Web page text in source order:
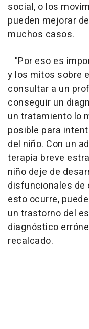
social, o los
pueden mejorar
muchos casos.
"Por eso es
y los mitos sobre
consultar a un
conseguir un
un tratamiento lo
posible para
del niño. Con un
terapia breve
niño deje de
disfuncionales de
esto ocurre,
un trastorno del
diagnóstico
recalcado.